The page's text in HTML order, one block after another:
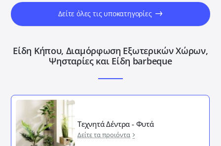
Δείτε όλες τις υποκατηγορίες
Είδη Κήπου, Διαμόρφωση Εξωτερικών Xώρων,
Ψησταρίες και Είδη barbeque
Τεχνητά Δέντρα - Φυτά
Δείτε τα προιόντα